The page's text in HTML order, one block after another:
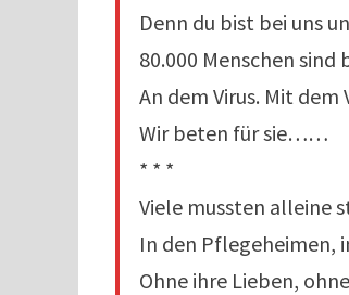
Denn du bist bei uns
80.000 Menschen
An dem Virus. Mit
Wir beten für sie……
* * *
Viele mussten alleine
In den Pflegeheimen,
Ohne ihre Lieben,